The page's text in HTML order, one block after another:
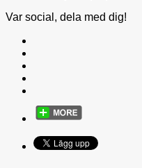
Var social, dela med dig!